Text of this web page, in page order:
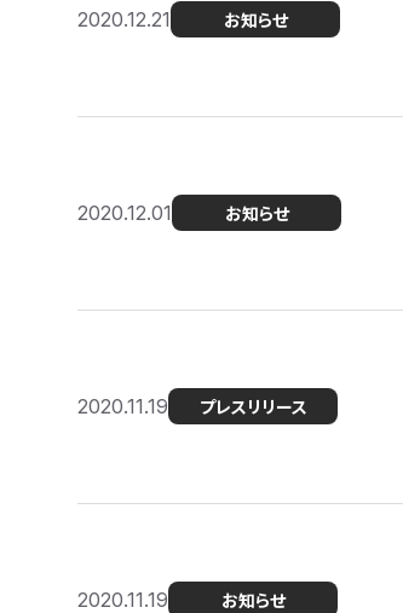
2020.12.21 お知らせ
2020.12.01 お知らせ
2020.11.19 プレスリリース
2020.11.19 お知らせ